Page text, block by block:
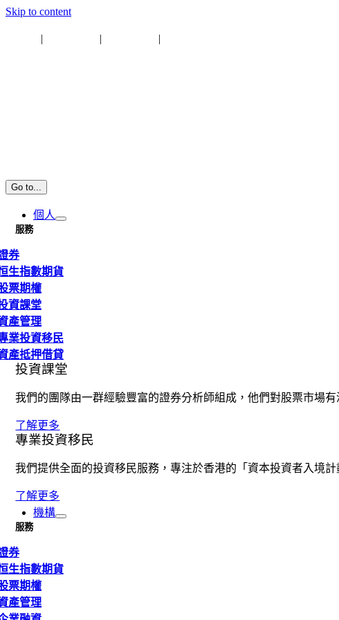
Skip to content
| | |
Go to...
個人
服務
券
生指數期貨
票期權
資課堂
產管理
業投資移民
產抵押借貸
投資課堂
我們的團隊由一群經驗豐富的證券分析師組成，他們對股票市場有
了解更多
專業投資移民
我們提供全面的投資移民服務，專注於香港的「資本投資者入境計
了解更多
機構
服務
券
生指數期貨
票期權
產管理